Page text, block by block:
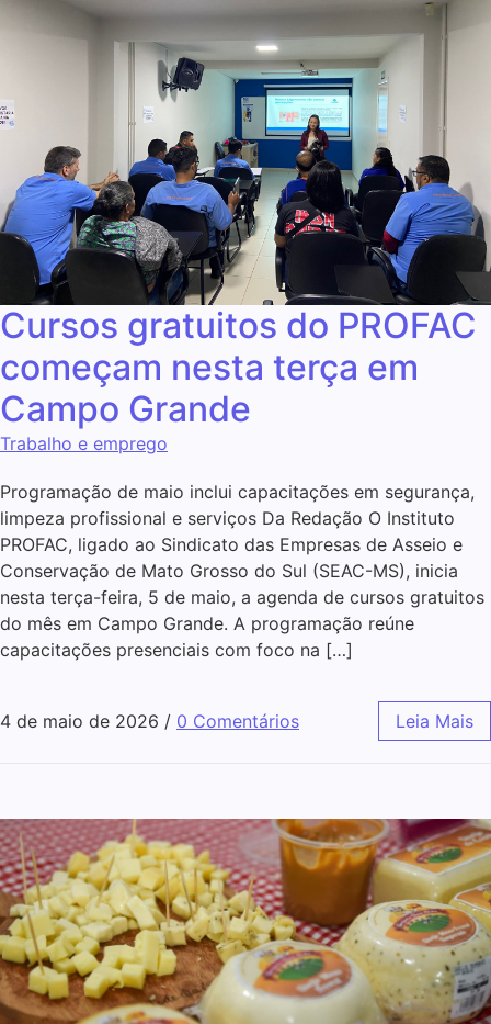
Cursos gratuitos do PROFAC
começam nesta terça em
Campo Grande
Trabalho e emprego
Programação de maio inclui capacitações em segurança,
limpeza profissional e serviços Da Redação O Instituto
PROFAC, ligado ao Sindicato das Empresas de Asseio e
Conservação de Mato Grosso do Sul (SEAC-MS), inicia
nesta terça-feira, 5 de maio, a agenda de cursos gratuitos
do mês em Campo Grande. A programação reúne
capacitações presenciais com foco na […]
4 de maio de 2026 / 0 Comentários Leia Mais